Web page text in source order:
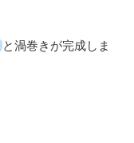
と渦巻きが完成しま